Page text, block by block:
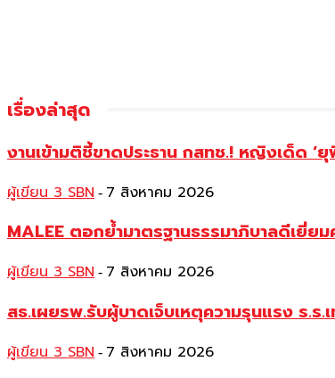
เรื่องล่าสุด
งานเข้ามติชี้ขาดประธาน กสทช.! หญิงเด็ด ‘
ผู้เขียน 3 SBN - 7 สิงหาคม 2026
MALEE ตอกย้ำมาตรฐานธรรมาภิบาลดีเยี่
ผู้เขียน 3 SBN - 7 สิงหาคม 2026
สธ.เผยรพ.รับผู้บาดเจ็บเหตุความรุนแรง ร.
ผู้เขียน 3 SBN - 7 สิงหาคม 2026